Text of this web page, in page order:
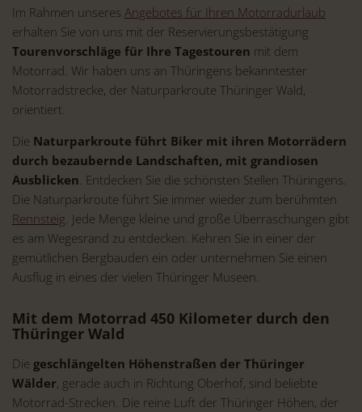
Im Rahmen unseres Angebotes für Ihren Motorradurlaub
erhalten Sie von uns mit der Reservierungsbestätigung
Tourenvorschläge für Ihre Tagestouren mit dem
Motorrad. Wir haben uns an Thüringens bekanntester
Motorradstrecke, der Naturparkroute Thüringer Wald,
orientiert.
Die Naturparkroute führt Biker mit ihren Motorrädern
durch bezaubernde Landschaften, mit grandiosen
Ausblicken. Entdecken Sie die schönsten Stellen Thüringens.
Die Naturparkroute führt Sie immer wieder zum berühmten
Rennsteig. Jede Menge kleine und große Überraschungen gibt
es am Wegesrand zu entdecken. Kehren Sie in einer der
gemütlichen Bergbauden ein oder unternehmen Sie einen
Ausflug in eines der vielen Thüringer Museen.
Mit dem Motorrad 450 Kilometer durch den
Thüringer Wald
Die geschlängelten Höhenstraßen der Thüringer
Wälder, gerade auch in Richtung Oberhof, sind beliebte
Motorrad-Strecken. Die reine Luft der Thüringer Höhen, der